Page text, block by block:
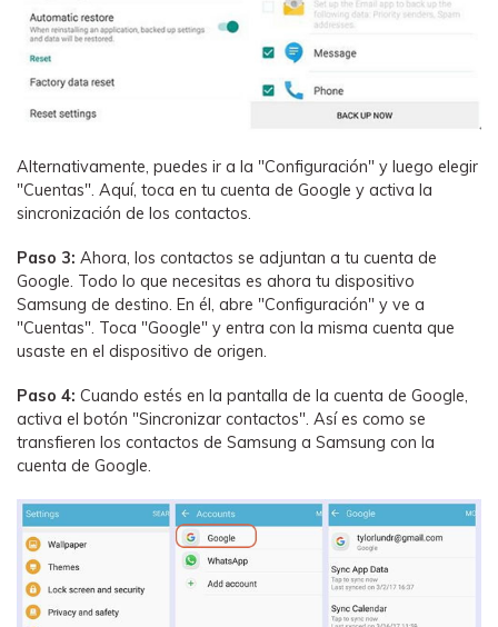
Alternativamente, puedes ir a la "Configuración" y luego elegir
"Cuentas". Aquí, toca en tu cuenta de Google y activa la
sincronización de los contactos.
Paso 3: Ahora, los contactos se adjuntan a tu cuenta de
Google. Todo lo que necesitas es ahora tu dispositivo
Samsung de destino. En él, abre "Configuración" y ve a
"Cuentas". Toca "Google" y entra con la misma cuenta que
usaste en el dispositivo de origen.
Paso 4: Cuando estés en la pantalla de la cuenta de Google,
activa el botón "Sincronizar contactos". Así es como se
transfieren los contactos de Samsung a Samsung con la
cuenta de Google.